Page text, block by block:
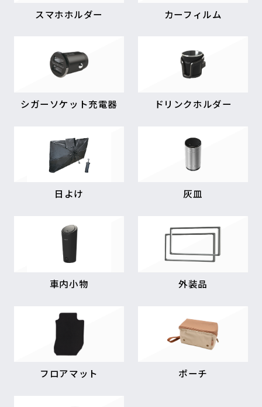
スマホホルダー カーフィルム
シガーソケット充電器 ドリンクホルダー
日よけ 灰皿
車内小物 外装品
フロアマット ポーチ